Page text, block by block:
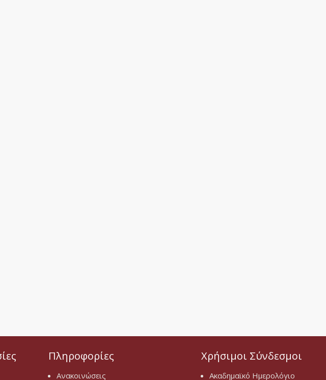
Πληροφορίες
Ανακοινώσεις
Χρήσιμοι Σύνδεσμοι
Ακαδημαϊκό Ημερολόγιο